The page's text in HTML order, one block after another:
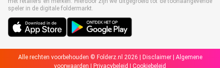
speler in de digitale foldermarkt.
Alle rechten voorbehouden © Folderz.nl 2026 | Disclaimer| Algemene
voorwaarden
Privacybeleid Cookiebeleid